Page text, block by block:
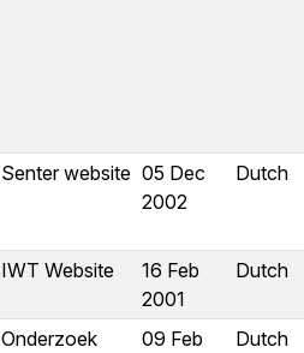
Senter website 05 Dec
2002
Dutch
IWT Website
16 Feb
2001
Dutch
Onderzoek
09 Feb
Dutch